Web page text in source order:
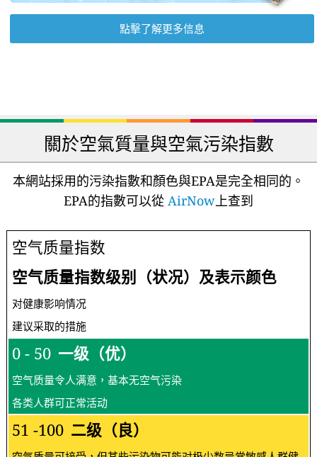
點擊了解更多信息
關於空氣質量與空氣污染指數
本網站採用的污染指數和顏色與EPA是完全相同的。
EPA的指數可以從 AirNow上查到
空气质量指数
空气质量指数级别（状况）及表示颜色
对健康影响情况
建议采取的措施
0 - 50 一级（优）
空气质量令人满意，基本无空气污染
各类人群可正常活动
51 -100 二级（良）